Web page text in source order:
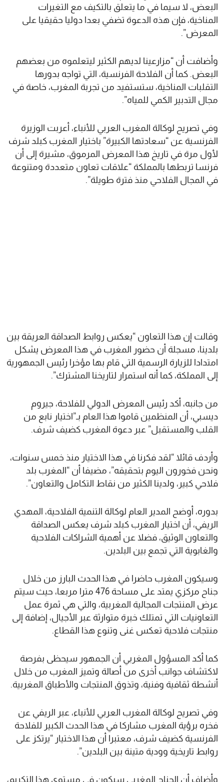
البعض، لا سيما في ما يتعلق بالتكيف مع التغيرات
المناخية، فإن هذه الدعوة تضفي بعدا دوليا حقيقيا على
المعرض”.
وأضافت أن “مزارعينا لديهم الكثير ليتعلموه من بعضهم
البعض. كما أن الفلاحة الفرنسية، التي تواجه بدورها
التقلبات المناخية، ستستفيد من تجربة المغرب، خاصة في
مجال التدبير الكمي للمياه”.
وفي تصريح لوكالة المغرب العربي للأنباء، أعربت الوزيرة
الفرنسية عن “سعادتها الكبيرة” باختيار المغرب كبلد شرف
لأول مرة في تاريخ هذا المعرض المرموق، مشيرة إلى أن
فرنسا تربطها بالمملكة “علاقات تعاون متعددة ومتنوعة
في المجال الفلاحي منذ فترة طويلة”.
وقالت إن هذا التعاون “يعكس روابط الصداقة العريقة بين
بلدينا، مسجلة أن حضور المغرب في هذا المعرض يشكل
امتدادا للزيارة الرسمية التي قام بها مؤخرا رئيس الجمهورية
إلى المملكة، كما أنه استمرار لتاريخنا المشترك”.
من جانبه، أكد رئيس المعرض الدولي للفلاحة، جيروم
ديسبي، أن المنظمين قاموا هذا العام بـ”اختيار نابع من
القلب والمستقبل” عبر دعوة المغرب كضيف شرف.
وأردف قائلا “لقد فكرنا في هذا الاختيار منذ خمس سنوات،
ونحن فخورون اليوم بتحقيقه”، مضيفا أن “المغرب بلد
فلاحي كبير، ولدينا الكثير من نقاط التكامل والتعاون”.
بدوره، أوضح المدير العام لوكالة التنمية الفلاحية، المهدي
الريفي، أن اختيار المغرب كبلد شرف يعكس الصداقة
والتعاون الوثيق، فضلا عن أهمية الشراكات الفلاحية
والغابوية التي تجمع بين البلدين.
وسيكون المغرب حاضرا في هذا الحدث البارز من خلال
جناح مركزي يمتد على مساحة 476 مترا مربعا، حيث سيتم
عرض المنتجات المجالية المغربية، والتي هي ثمرة عمل
التعاونيات التي تمتلك خبرة متوارثة عبر الأجيال، إضافة إلى
منتجات فلاحية تعكس غنى وتنوع هذا القطاع.
كما أكد المسؤول المغربي أن الجمهور سيحظى بفرصة
لاكتشاف جوانب أخرى من أصالة وتميز المغرب من خلال
أنشطة ثقافية وفنية، وتذوق المنتجات والأطباق المغربية.
وفي تصريح لوكالة المغرب العربي للأنباء، عبر الريفي عن
فخره برؤية المغرب مشاركا في هذا الحدث الكبير للفلاحة
الفرنسية كضيف شرف، معتبرا أن هذا الاختيار “يرتكز على
روابط تاريخية وودية متينة بين البلدين”.
وأضاف أن الجناح المغربي سيكون في مستوى هذا التكريم،